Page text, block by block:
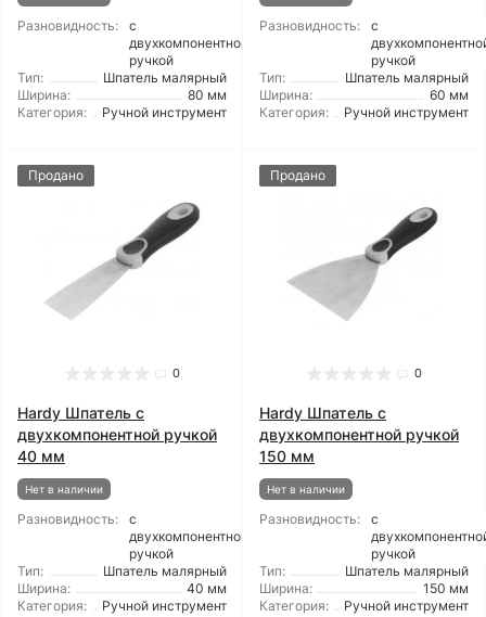
Разновидность:
с
двухкомпонентной
ручкой
Тип:
Шпатель малярный
Ширина:
80 мм
Категория:
Ручной инструмент
Разновидность:
с
ручкой
Тип:
Шпатель малярный
Ширина:
60 мм
Категория:
Ручной инструмент
Продано
0
Hardy Шпатель с
двухкомпонентной ручкой
40 мм
Нет в наличии
Разновидность:
с
двухкомпонентной
ручкой
Тип:
Шпатель малярный
Ширина:
40 мм
Категория:
Ручной инструмент
Продано
0
Hardy Шпатель с
двухкомпонентной ручкой
150 мм
Нет в наличии
Разновидность:
с
ручкой
Тип:
Шпатель малярный
Ширина:
150 мм
Категория:
Ручной инструмент